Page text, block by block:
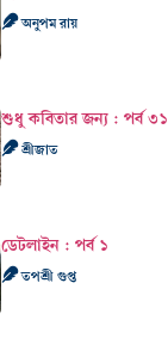
অনুপম রায়
শুধু কবিতার জন্য : পর্ব ৩১
শ্রীজাত
ডেটলাইন : পর্ব ১
তপশ্রী গুপ্ত